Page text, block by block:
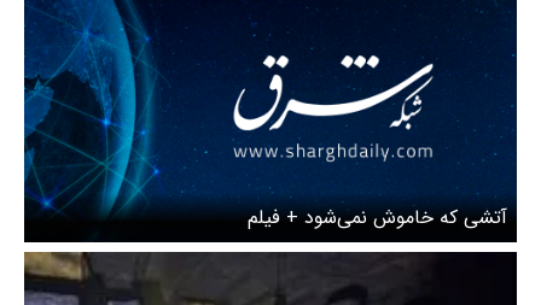
آتشی که خاموش نمی‌شود + فیلم